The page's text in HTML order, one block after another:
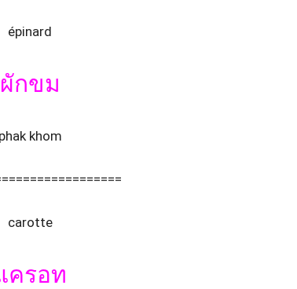
épinard
ผักขม
phak khom
carotte
ครอท